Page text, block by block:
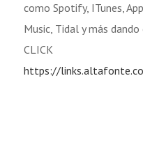
como Spotify, ITunes,
Music, Tidal y más
CLICK
https://